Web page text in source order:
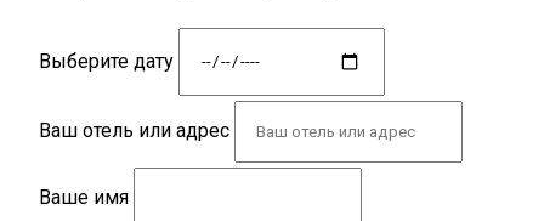
Выберите дату
Ваш отель или адрес
Ваше имя